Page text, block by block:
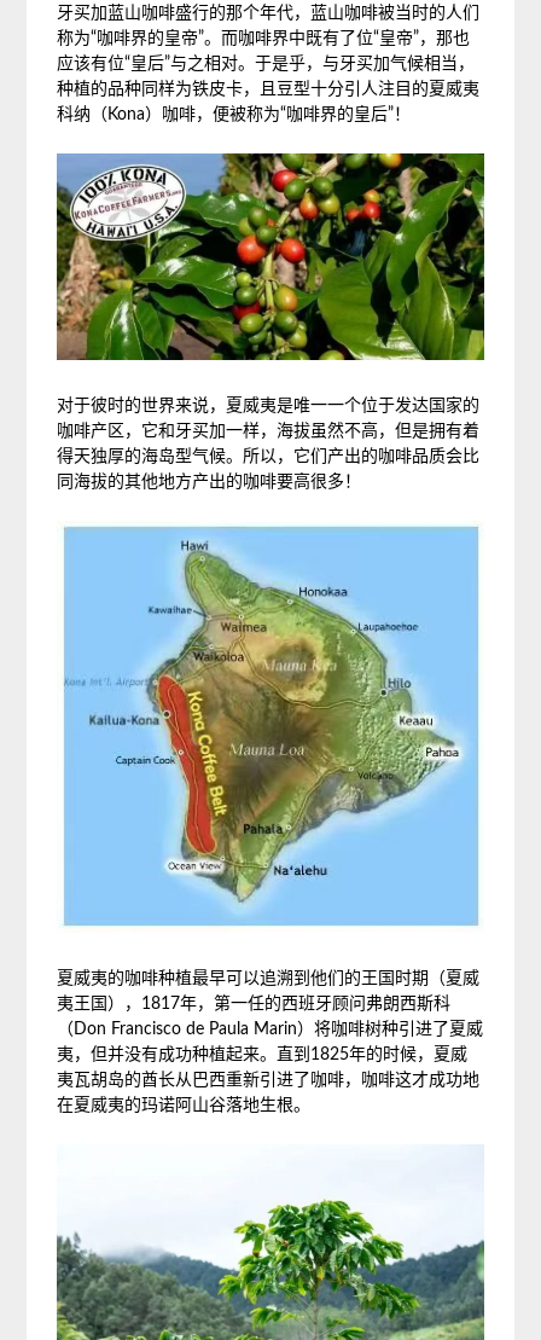
牙买加蓝山咖啡盛行的那个年代，蓝山咖啡被当时的人们
称为“咖啡界的皇帝”。而咖啡界中既有了位“皇帝”，那也
应该有位“皇后”与之相对。于是乎，与牙买加气候相当，
种植的品种同样为铁皮卡，且豆型十分引人注目的夏威夷
科纳（Kona）咖啡，便被称为“咖啡界的皇后”！
对于彼时的世界来说，夏威夷是唯一一个位于发达国家的
咖啡产区，它和牙买加一样，海拔虽然不高，但是拥有着
得天独厚的海岛型气候。所以，它们产出的咖啡品质会比
同海拔的其他地方产出的咖啡要高很多！
夏威夷的咖啡种植最早可以追溯到他们的王国时期（夏威
夷王国），1817年，第一任的西班牙顾问弗朗西斯科
（Don Francisco de Paula Marin）将咖啡树种引进了夏威
夷，但并没有成功种植起来。直到1825年的时候，夏威
夷瓦胡岛的酋长从巴西重新引进了咖啡，咖啡这才成功地
在夏威夷的玛诺阿山谷落地生根。